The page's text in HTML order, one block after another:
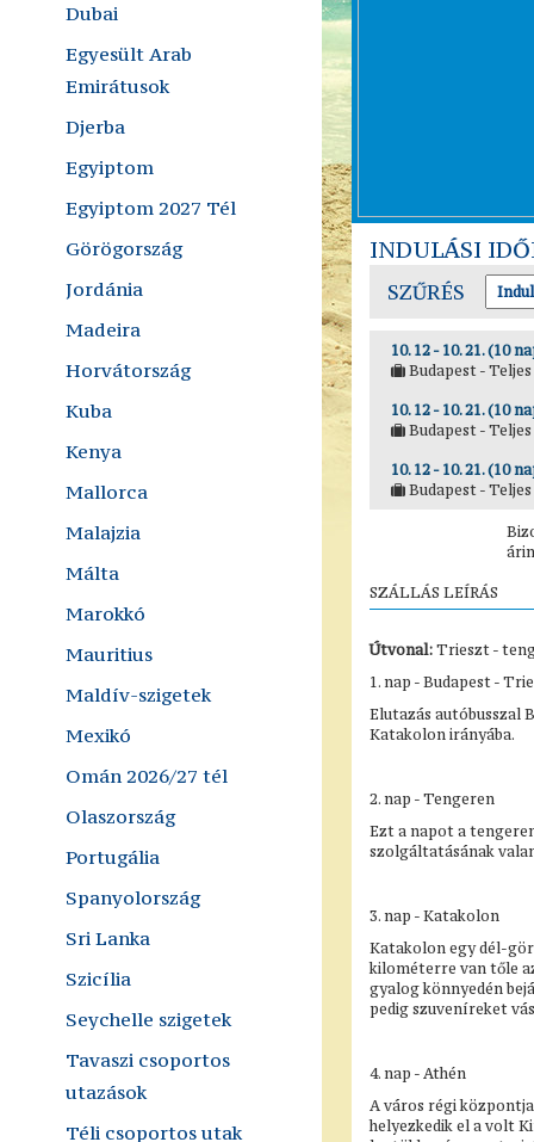
Dubai
Egyesült Arab
Emirátusok
Djerba
Egyiptom
Egyiptom 2027 Tél
Görögország
Jordánia
Madeira
Horvátország
Kuba
Kenya
Mallorca
Malajzia
Málta
Marokkó
Mauritius
Maldív-szigetek
Mexikó
Omán 2026/27 tél
Olaszország
Portugália
Spanyolország
Sri Lanka
Szicília
Seychelle szigetek
Tavaszi csoportos
utazások
Téli csoportos utak
INDULÁSI
SZŰRÉS
10. 12 - 10. 21. (10
Budapest -
10. 12 - 10. 21. (10
Budapest -
10. 12 - 10. 21. (10
Budapest -
SZÁLLÁS LEÍRÁS
Útvonal: Trieszt -
1. nap - Budapest -
Elutazás autóbusszal
Katakolon irányába.
2. nap - Tengeren
Ezt a napot a
szolgáltatásának
3. nap - Katakolon
Katakolon egy dél-
kilométerre van tőle
gyalog könnyedén
pedig szuveníreket
4. nap - Athén
A város régi
helyezkedik el a volt